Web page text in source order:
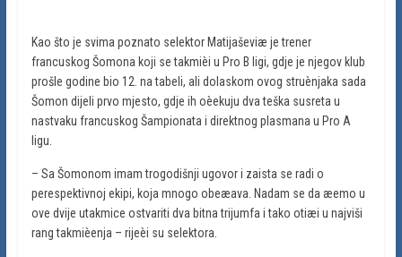
Kao što je svima poznato selektor Matijaševiæ je trener
francuskog Šomona koji se takmièi u Pro B ligi, gdje je njegov klub
prošle godine bio 12. na tabeli, ali dolaskom ovog struènjaka sada
Šomon dijeli prvo mjesto, gdje ih oèekuju dva teška susreta u
nastvaku francuskog Šampionata i direktnog plasmana u Pro A
ligu.
– Sa Šomonom imam trogodišnji ugovor i zaista se radi o
perespektivnoj ekipi, koja mnogo obeæava. Nadam se da æemo u
ove dvije utakmice ostvariti dva bitna trijumfa i tako otiæi u najviši
rang takmièenja – rijeèi su selektora.